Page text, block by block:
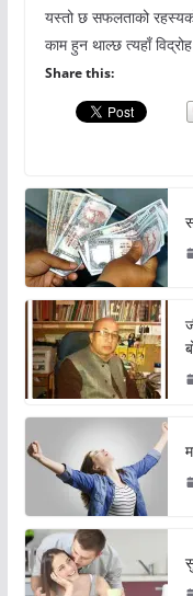
यस्तो छ सफलताको
काम हुन थाल्छ त्यहाँ
Share this: